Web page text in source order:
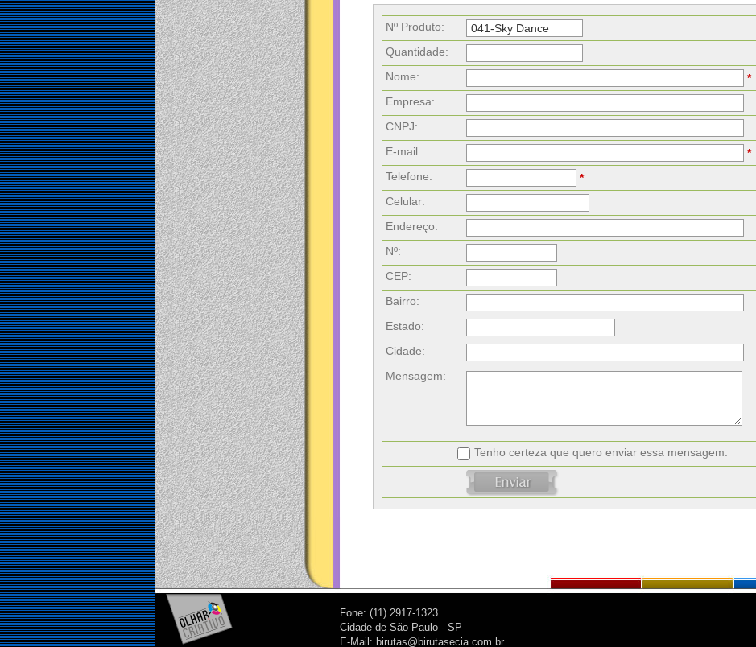
Nº Produto:
Quantidade:
Nome:
*
Empresa:
CNPJ:
E-mail:
*
Telefone:
*
Celular:
Endereço:
Nº:
CEP:
Bairro:
Estado:
Cidade:
Mensagem:
Tenho certeza que quero enviar essa mensagem.
Fone: (11) 2917-1323
Cidade de São Paulo - SP
E-Mail: birutas@birutasecia.com.br